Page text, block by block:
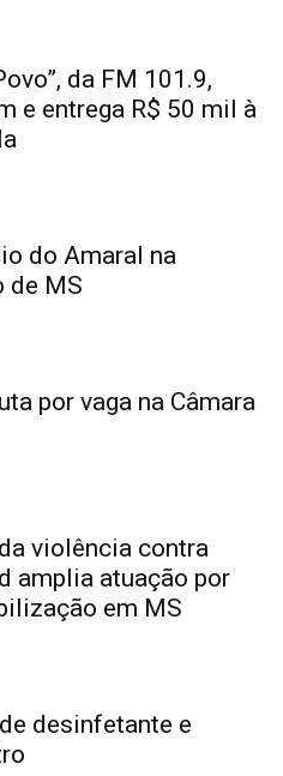
da FM 101.9,
e entrega R$ 50 mil à
do Amaral na
de MS
por vaga na Câmara
violência contra
amplia atuação por
em MS
desinfetante e